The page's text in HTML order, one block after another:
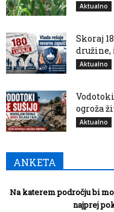
Aktualno
Skoraj
družine,
Aktualno
ogroža
Aktualno
ANKETA
Na katerem področju bi
najprej